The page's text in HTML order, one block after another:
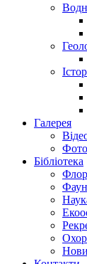
Галерея
Бібліотека